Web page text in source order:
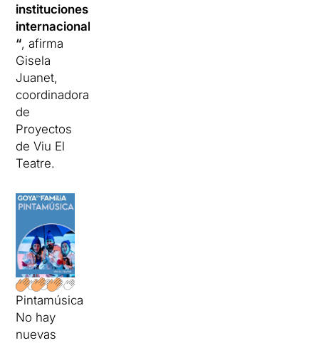
instituciones
internacionales
“, afirma
Gisela
Juanet,
coordinadora
de
Proyectos
de Viu El
Teatre.
Pintamúsica
No hay
nuevas